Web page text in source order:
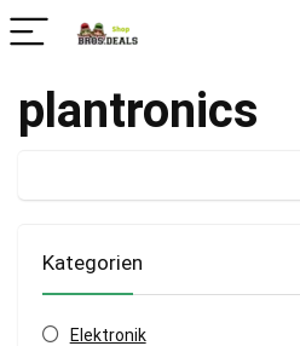
plantronics
Kategorien
Elektronik